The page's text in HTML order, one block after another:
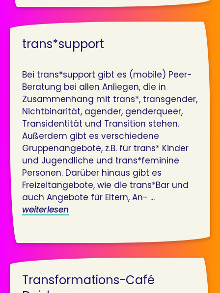
trans*support
Bei trans*support gibt es (mobile) Peer-
Beratung bei allen Anliegen, die in
Zusammenhang mit trans*, transgender,
Nichtbinarität, agender, genderqueer,
Transidentität und Transition stehen.
Außerdem gibt es verschiedene
Gruppenangebote, z.B. für trans* Kinder
und Jugendliche und trans*feminine
Personen. Darüber hinaus gibt es
Freizeitangebote, wie die trans*Bar und
auch Angebote für Eltern, An- ...
weiterlesen
Transformations-Café